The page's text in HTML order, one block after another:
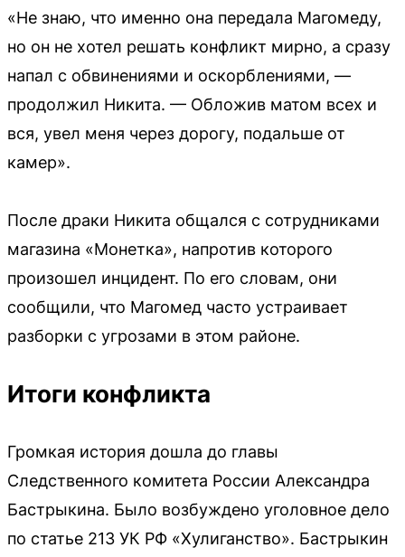
«Не знаю, что именно она передала Магомеду,
но он не хотел решать конфликт мирно, а сразу
напал с обвинениями и оскорблениями, —
продолжил Никита. — Обложив матом всех и
вся, увел меня через дорогу, подальше от
камер».
После драки Никита общался с сотрудниками
магазина «Монетка», напротив которого
произошел инцидент. По его словам, они
сообщили, что Магомед часто устраивает
разборки с угрозами в этом районе.
Итоги конфликта
Громкая история дошла до главы
Следственного комитета России Александра
Бастрыкина. Было возбуждено уголовное дело
по статье 213 УК РФ «Хулиганство». Бастрыкин